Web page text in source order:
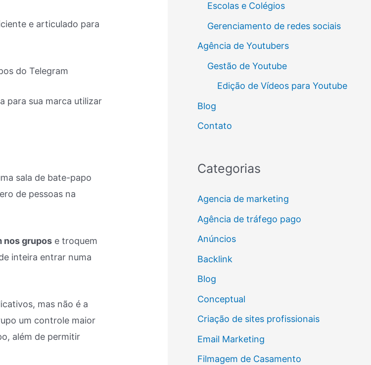
e articulado para
para sua marca utilizar
sala de bate-papo
de pessoas na
nos grupos e troquem
inteira entrar numa
mas não é a
um controle maior
além de permitir
Escolas e Colégios
Gerenciamento de redes sociais
Agência de Youtubers
Gestão de Youtube
Edição de Vídeos para Youtube
Blog
Contato
Categorias
Agencia de marketing
Agência de tráfego pago
Anúncios
Backlink
Blog
Conceptual
Criação de sites profissionais
Email Marketing
Filmagem de Casamento